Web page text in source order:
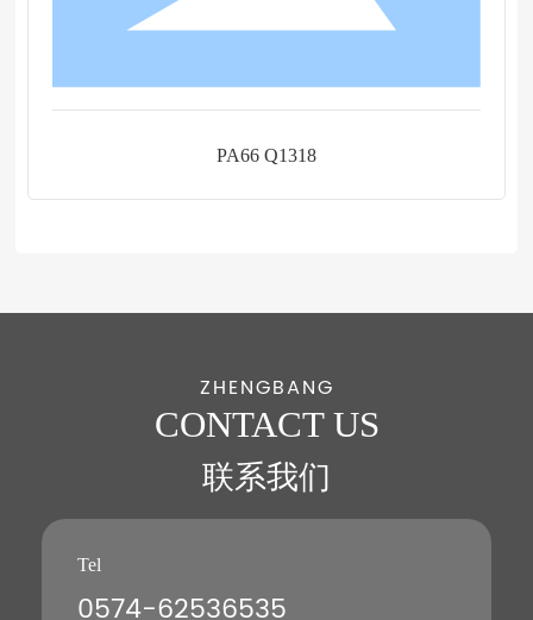
PA66 Q1318
ZHENGBANG
CONTACT US
联系我们
Tel
0574-62536535